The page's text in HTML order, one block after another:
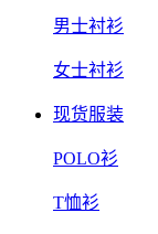
男士衬衫
女士衬衫
现货服装
POLO衫
T恤衫